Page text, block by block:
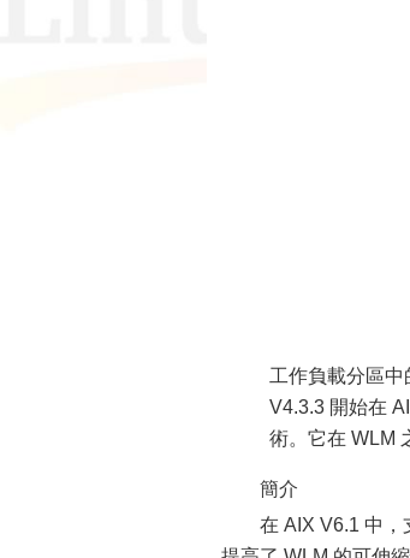
工作負載分區
V4.3.3 開始在
術。它在 WLM
簡介
在 AIX V6.1 中，